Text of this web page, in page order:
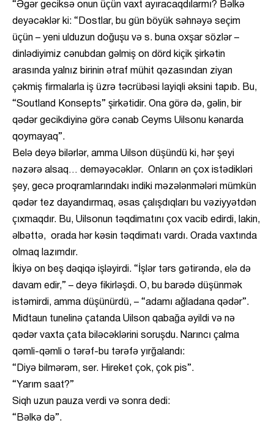
“Əgər geciksə onun üçün vaxt ayıracaqdılarmı? Bəlkə
deyəcəklər ki: “Dostlar, bu gün böyük səhnəyə seçim
üçün – yeni ulduzun doğuşu və s. buna oxşar sözlər –
dinlədiyimiz cənubdan gəlmiş on dörd kiçik şirkətin
arasında yalnız birinin ətraf mühit qəzasından ziyan
çəkmiş firmalarla iş üzrə təcrübəsi layiqli əksini tapıb. Bu,
“Soutland Konsepts” şirkətidir. Ona görə də, gəlin, bir
qədər gecikdiyinə görə cənab Ceyms Uilsonu kənarda
qoymayaq”.
Belə deyə bilərlər, amma Uilson düşündü ki, hər şeyi
nəzərə alsaq… deməyəcəklər. Onların ən çox istədikləri
şey, gecə proqramlarındakı indiki məzələnmələri mümkün
qədər tez dayandırmaq, əsas çalışdıqları bu vəziyyətdən
çıxmaqdır. Bu, Uilsonun təqdimatını çox vacib edirdi, lakin,
əlbəttə, orada hər kəsin təqdimatı vardı. Orada vaxtında
olmaq lazımdır.
İkiyə on beş dəqiqə işləyirdi. “İşlər tərs gətirəndə, elə də
davam edir,” – deyə fikirləşdi. O, bu barədə düşünmək
istəmirdi, amma düşünürdü, – “adamı ağladana qədər”.
Midtaun tunelinə çatanda Uilson qabağa əyildi və nə
qədər vaxta çata biləcəklərini soruşdu. Narıncı çalma
qəmli-qəmli o tərəf-bu tərəfə yırğalandı:
“Diyə bilmərəm, ser. Hireket çok, çok pis”.
“Yarım saat?”
Siqh uzun pauza verdi və sonra dedi:
“Bəlkə də”.